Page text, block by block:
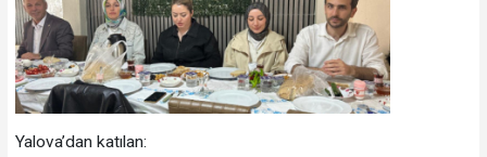
Yalova’dan katılan: